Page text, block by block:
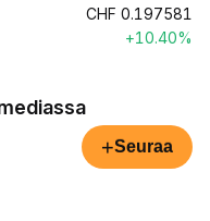
CHF 0.197581
+10.40%
+Seuraa